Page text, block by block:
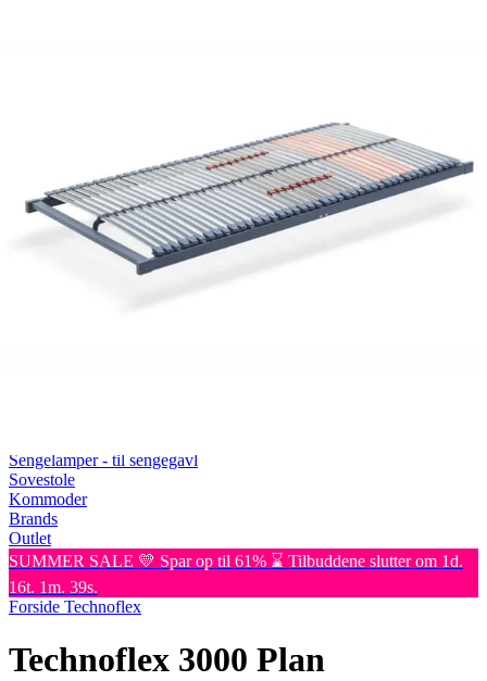
Vælg efter funktion
Sovesofaer med opbevaring
Sovesofaer med chaiselong
Sengelamper - til sengegavl
Sovestole
Kommoder
Brands
Outlet
SUMMER SALE 💛 Spar op til 61% ⌛ Tilbuddene slutter om 1d.
16t. 1m. 39s.
Forside Technoflex
Technoflex 3000 Plan